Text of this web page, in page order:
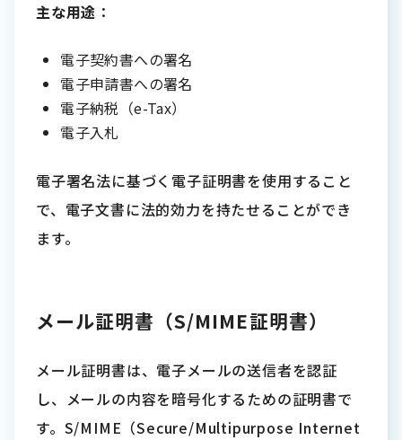
主な用途 ：
電子契約書への署名
電子申請書への署名
電子納税（e-Tax）
電子入札
電子署名法に基づく電子証明書を使用すること
で、電子文書に法的効力を持たせることができ
ます。
メール証明書（S/MIME証明書）
メール証明書は、電子メールの送信者を認証
し、メールの内容を暗号化するための証明書で
す。S/MIME（Secure/Multipurpose Internet